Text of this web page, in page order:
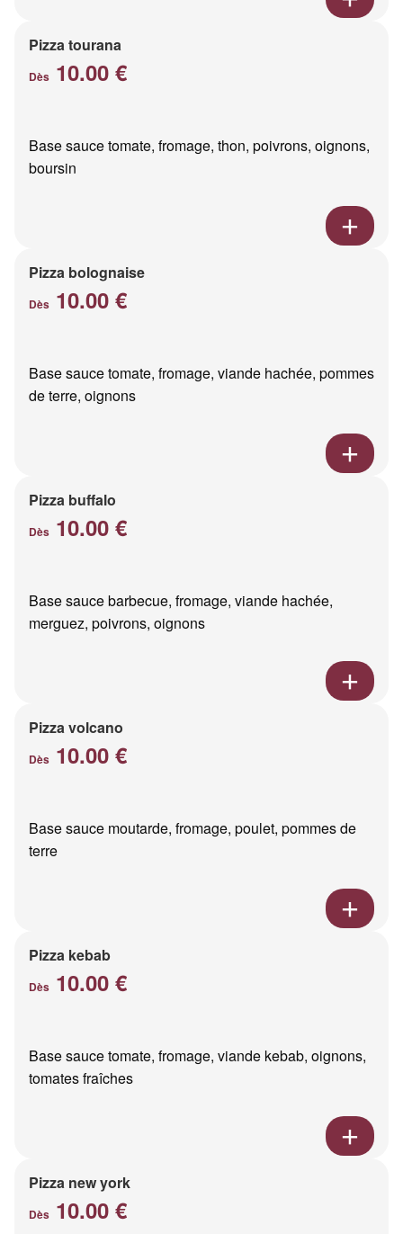
Pizza tourana
Dès 10.00 €
Base sauce tomate, fromage, thon, poivrons, oignons,
boursin
Pizza bolognaise
Dès 10.00 €
Base sauce tomate, fromage, viande hachée, pommes
de terre, oignons
Pizza buffalo
Dès 10.00 €
Base sauce barbecue, fromage, viande hachée,
merguez, poivrons, oignons
Pizza volcano
Dès 10.00 €
Base sauce moutarde, fromage, poulet, pommes de
terre
Pizza kebab
Dès 10.00 €
Base sauce tomate, fromage, viande kebab, oignons,
tomates fraîches
Pizza new york
Dès 10.00 €